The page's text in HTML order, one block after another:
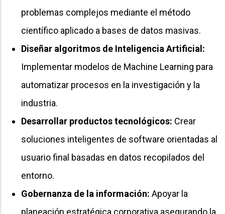
problemas complejos mediante el método
científico aplicado a bases de datos masivas.
Diseñar algoritmos de Inteligencia Artificial:
Implementar modelos de Machine Learning para
automatizar procesos en la investigación y la
industria.
Desarrollar productos tecnológicos: Crear
soluciones inteligentes de software orientadas al
usuario final basadas en datos recopilados del
entorno.
Gobernanza de la información: Apoyar la
planeación estratégica corporativa asegurando la